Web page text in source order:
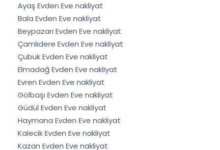
Ayaş Evden Eve nakliyat
Bala Evden Eve nakliyat
Beypazarı Evden Eve nakliyat
Çamlıdere Evden Eve nakliyat
Çubuk Evden Eve nakliyat
Elmadağ Evden Eve nakliyat
Evren Evden Eve nakliyat
Gölbaşı Evden Eve nakliyat
Güdül Evden Eve nakliyat
Haymana Evden Eve nakliyat
Kalecik Evden Eve nakliyat
Kazan Evden Eve nakliyat